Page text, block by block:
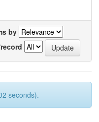
by
seconds).